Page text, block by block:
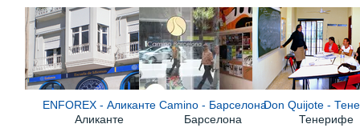
ENFOREX - Аликанте
Аликанте
Сamino - Барселона
Барселона
Don Quijote -
Тенерифе